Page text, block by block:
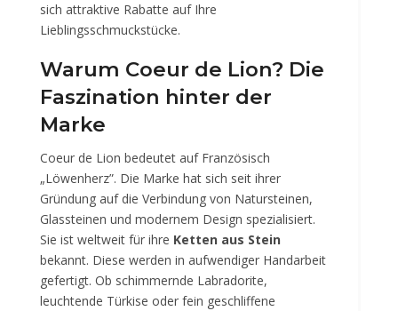
sich attraktive Rabatte auf Ihre
Lieblingsschmuckstücke.
Warum Coeur de Lion? Die
Faszination hinter der
Marke
Coeur de Lion bedeutet auf Französisch
„Löwenherz”. Die Marke hat sich seit ihrer
Gründung auf die Verbindung von Natursteinen,
Glassteinen und modernem Design spezialisiert.
Sie ist weltweit für ihre Ketten aus Stein
bekannt. Diese werden in aufwendiger Handarbeit
gefertigt. Ob schimmernde Labradorite,
leuchtende Türkise oder fein geschliffene